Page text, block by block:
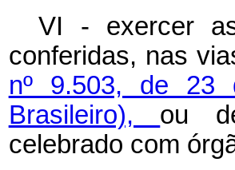
VI - exercer
conferidas, nas
nº 9.503, de 23
Brasileiro), ou
celebrado com